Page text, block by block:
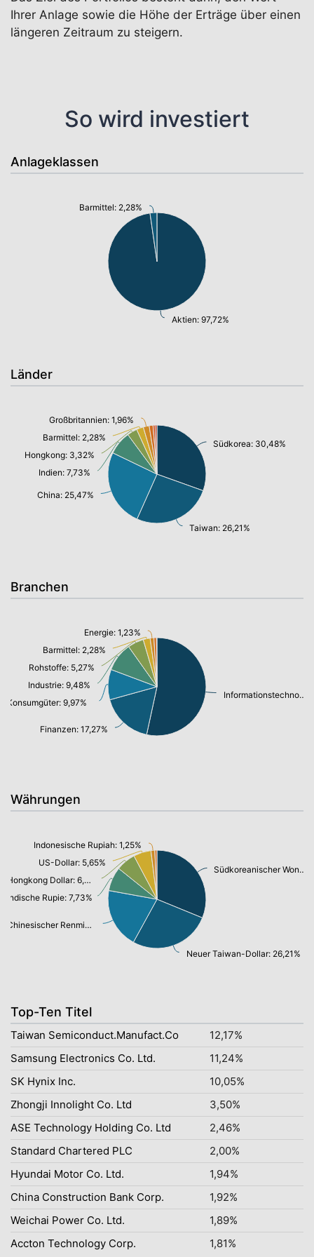
Ihrer Anlage sowie die Höhe der Erträge über einen
längeren Zeitraum zu steigern.
So wird investiert
Anlageklassen
Aktien: 97,72%
Barmittel: 2,28%
Länder
Südkorea: 30,48%
Taiwan: 26,21%
China: 25,47%
Indien: 7,73%
Hongkong: 3,32%
Barmittel: 2,28%
Großbritannien: 1,96%
Branchen
Informationstechnologie/ Telekommunikation: 53,32%
Finanzen: 17,27%
Konsumgüter: 9,97%
Industrie: 9,48%
Rohstoffe: 5,27%
Barmittel: 2,28%
Energie: 1,23%
Währungen
Südkoreanischer Won: 30,49%
Neuer Taiwan-Dollar: 26,21%
Chinesischer Renminbi Yuan: 19,40%
Indische Rupie: 7,73%
Hongkong Dollar: 6,32%
US-Dollar: 5,65%
Indonesische Rupiah: 1,25%
Top-Ten Titel
Taiwan Semiconduct.Manufact.Co
12,17%
Samsung Electronics Co. Ltd.
11,24%
SK Hynix Inc.
10,05%
Zhongji Innolight Co. Ltd
3,50%
ASE Technology Holding Co. Ltd
2,46%
Standard Chartered PLC
2,00%
Hyundai Motor Co. Ltd.
1,94%
China Construction Bank Corp.
1,92%
Weichai Power Co. Ltd.
1,89%
Accton Technology Corp.
1,81%